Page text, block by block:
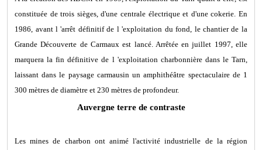
constituée de trois sièges, d'une centrale électrique et d'une cokerie. En
1986, avant l 'arrêt définitif de l 'exploitation du fond, le chantier de la
Grande Découverte de Carmaux est lancé. Arrêtée en juillet 1997, elle
marquera la fin définitive de l 'exploitation charbonnière dans le Tarn,
laissant dans le paysage carmausin un amphithéâtre spectaculaire de 1
300 mètres de diamètre et 230 mètres de profondeur.
Auvergne terre de contraste
Les mines de charbon ont animé l'activité industrielle de la région